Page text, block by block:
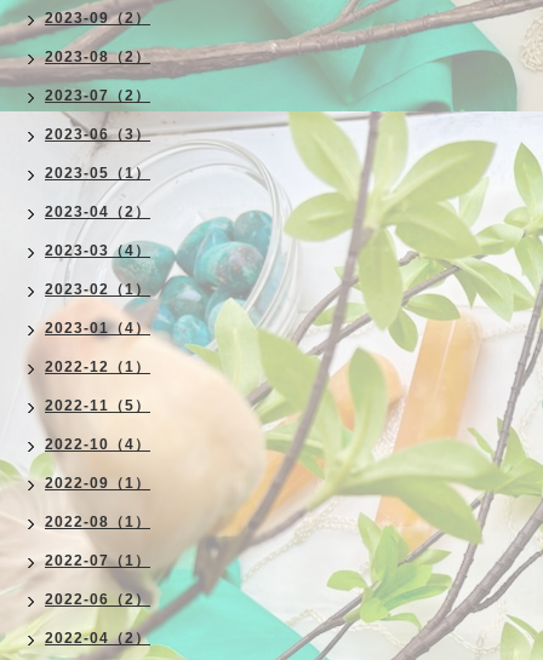
2023-09（2）
2023-08（2）
2023-07（2）
2023-06（3）
2023-05（1）
2023-04（2）
2023-03（4）
2023-02（1）
2023-01（4）
2022-12（1）
2022-11（5）
2022-10（4）
2022-09（1）
2022-08（1）
2022-07（1）
2022-06（2）
2022-04（2）